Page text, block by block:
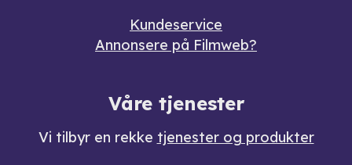
Kundeservice
Annonsere på Filmweb?
Våre tjenester
Vi tilbyr en rekke tjenester og produkter